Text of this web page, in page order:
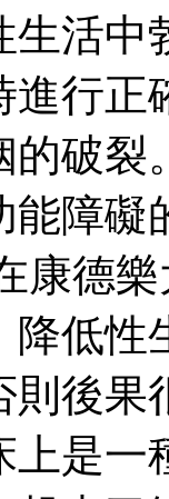
生活
進行正
的破裂
能障礙
康德
降低
則後果
上是一